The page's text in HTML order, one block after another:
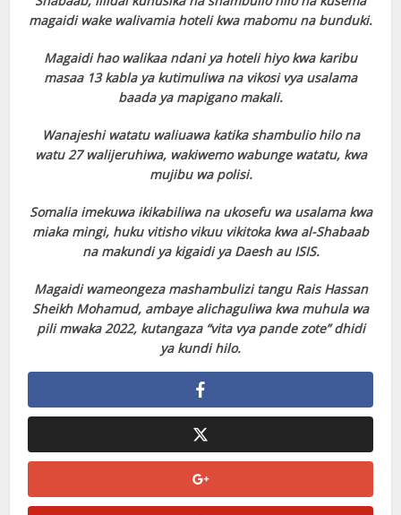
magaidi wake walivamia hoteli kwa mabomu na bunduki.
Magaidi hao walikaa ndani ya hoteli hiyo kwa karibu
masaa 13 kabla ya kutimuliwa na vikosi vya usalama
baada ya mapigano makali.
Wanajeshi watatu waliuawa katika shambulio hilo na
watu 27 walijeruhiwa, wakiwemo wabunge watatu, kwa
mujibu wa polisi.
Somalia imekuwa ikikabiliwa na ukosefu wa usalama kwa
miaka mingi, huku vitisho vikuu vikitoka kwa al-Shabaab
na makundi ya kigaidi ya Daesh au ISIS.
Magaidi wameongeza mashambulizi tangu Rais Hassan
Sheikh Mohamud, ambaye alichaguliwa kwa muhula wa
pili mwaka 2022, kutangaza “vita vya pande zote” dhidi
ya kundi hilo.